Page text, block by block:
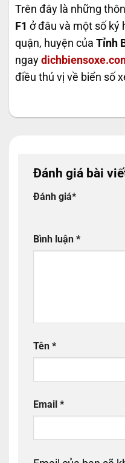
Trên đây là những
F1 ở đâu và một số ký
quận, huyện của Tỉnh
ngay
điều thú vị về biển số
Đánh giá bài
Đánh giá*
Bình luận *
Tên *
Email *